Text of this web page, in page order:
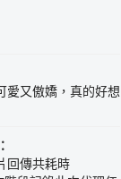
愛又傲嬌，真的好想
回傳共耗時